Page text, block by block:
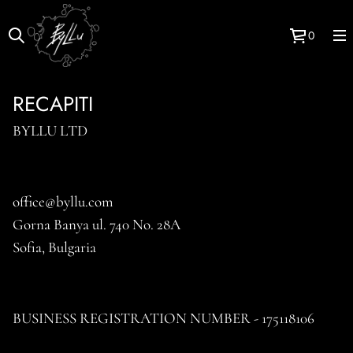
0
RECAPITI
BYLLU LTD
office@byllu.com
Gorna Banya ul. 740 No. 28A
Sofia, Bulgaria
BUSINESS REGISTRATION NUMBER - 175118106